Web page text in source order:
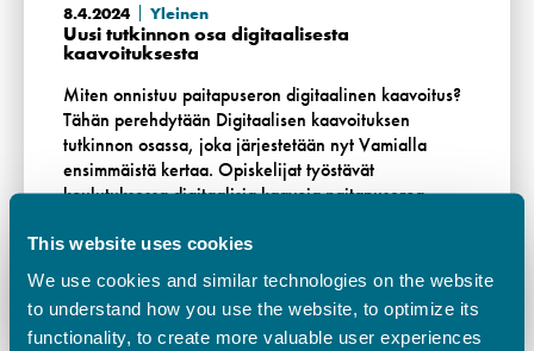
This website uses cookies
We use cookies and similar technologies on the website
to understand how you use the website, to optimize its
functionality, to create more valuable user experiences
8.4.2024 Yleinen
Uusi tutkinnon osa digitaalisesta
kaavoituksesta
Miten onnistuu paitapuseron digitaalinen kaavoitus?
Tähän perehdytään Digitaalisen kaavoituksen
tutkinnon osassa, joka järjestetään nyt Vamialla
ensimmäistä kertaa. Opiskelijat työstävät
koulutuksessa digitaalisia kaavoja paitapuseroa
Lue lisää